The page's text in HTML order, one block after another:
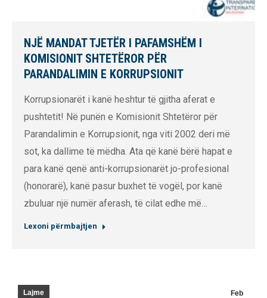
NJË MANDAT TJETËR I PAFAMSHËM I
KOMISIONIT SHTETËROR PËR
PARANDALIMIN E KORRUPSIONIT
Korrupsionarët i kanë heshtur të gjitha aferat e
pushtetit! Në punën e Komisionit Shtetëror për
Parandalimin e Korrupsionit, nga viti 2002 deri më
sot, ka dallime të mëdha. Ata që kanë bërë hapat e
para kanë qenë anti-korrupsionarët jo-profesional
(honorarë), kanë pasur buxhet të vogël, por kanë
zbuluar një numër aferash, të cilat edhe më…
Lexoni përmbajtjen
Feb
Lajme